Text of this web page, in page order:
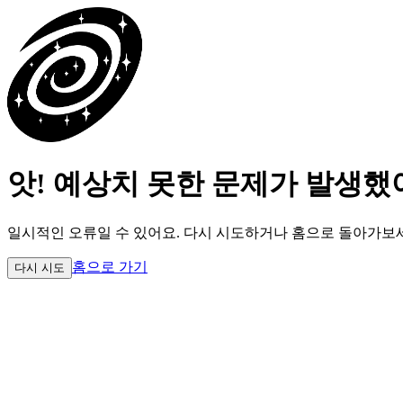
앗! 예상치 못한 문제가 발생했
일시적인 오류일 수 있어요. 다시 시도하거나 홈으로 돌아가보
다시 시도 홈으로 가기